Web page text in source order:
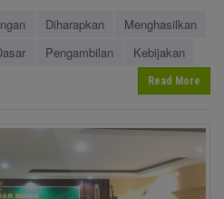
Diharapkan
Menghasilkan
Pengambilan
Kebijakan
Read More